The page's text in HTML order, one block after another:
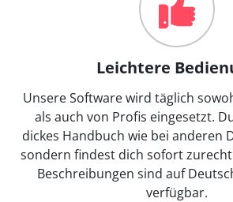
Leichtere
Unsere Software wird täglich
als auch von Profis eingesetzt.
dickes Handbuch wie bei anderen
sondern findest dich sofort
Beschreibungen sind auf
verfügbar.